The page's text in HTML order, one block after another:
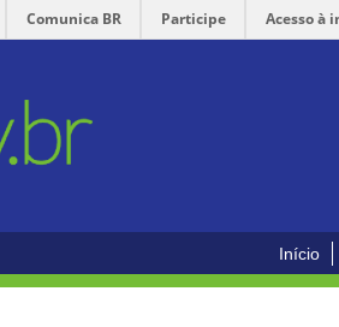
Comunica BR Participe Acesso à
Início